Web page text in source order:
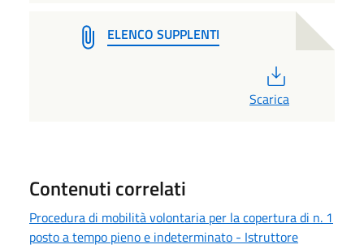
ELENCO SUPPLENTI
Scarica
Contenuti correlati
Procedura di mobilità volontaria per la copertura di n. 1
posto a tempo pieno e indeterminato - Istruttore